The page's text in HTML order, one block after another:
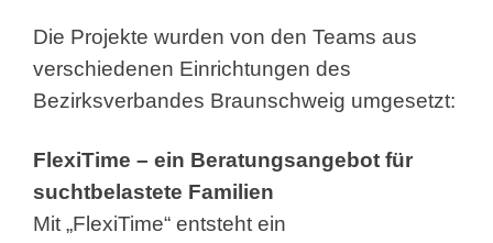
Die Projekte wurden von den Teams aus
verschiedenen Einrichtungen des
Bezirksverbandes Braunschweig umgesetzt:
FlexiTime – ein Beratungsangebot für
suchtbelastete Familien
Mit „FlexiTime“ entsteht ein